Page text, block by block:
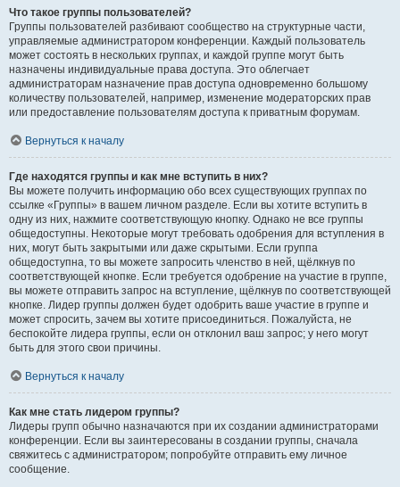
Что такое группы пользователей?
Группы пользователей разбивают сообщество на структурные части,
управляемые администратором конференции. Каждый пользователь
может состоять в нескольких группах, и каждой группе могут быть
назначены индивидуальные права доступа. Это облегчает
администраторам назначение прав доступа одновременно большому
количеству пользователей, например, изменение модераторских прав
или предоставление пользователям доступа к приватным форумам.
Вернуться к началу
Где находятся группы и как мне вступить в них?
Вы можете получить информацию обо всех существующих группах по
ссылке «Группы» в вашем личном разделе. Если вы хотите вступить в
одну из них, нажмите соответствующую кнопку. Однако не все группы
общедоступны. Некоторые могут требовать одобрения для вступления в
них, могут быть закрытыми или даже скрытыми. Если группа
общедоступна, то вы можете запросить членство в ней, щёлкнув по
соответствующей кнопке. Если требуется одобрение на участие в группе,
вы можете отправить запрос на вступление, щёлкнув по соответствующей
кнопке. Лидер группы должен будет одобрить ваше участие в группе и
может спросить, зачем вы хотите присоединиться. Пожалуйста, не
беспокойте лидера группы, если он отклонил ваш запрос; у него могут
быть для этого свои причины.
Вернуться к началу
Как мне стать лидером группы?
Лидеры групп обычно назначаются при их создании администраторами
конференции. Если вы заинтересованы в создании группы, сначала
свяжитесь с администратором; попробуйте отправить ему личное
сообщение.